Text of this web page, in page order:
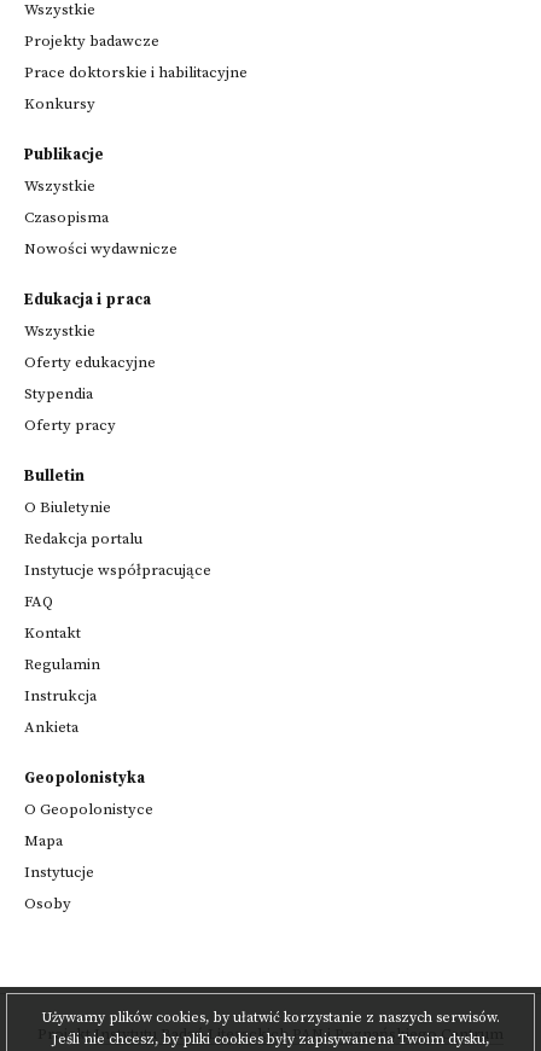
Używamy plików cookies, by ułatwić korzystanie z naszych serwisów.
Jeśli nie chcesz, by pliki cookies były zapisywanena Twoim dysku,
Wszystkie
Projekty badawcze
Prace doktorskie i habilitacyjne
Konkursy
Publikacje
Wszystkie
Czasopisma
Nowości wydawnicze
Edukacja i praca
Wszystkie
Oferty edukacyjne
Stypendia
Oferty pracy
Bulletin
O Biuletynie
Redakcja portalu
Instytucje współpracujące
FAQ
Kontakt
Regulamin
Instrukcja
Ankieta
Geopolonistyka
O Geopolonistyce
Mapa
Instytucje
Osoby
ProjektInstytutu Badań Literackich PANiPoznańskiego Centrum